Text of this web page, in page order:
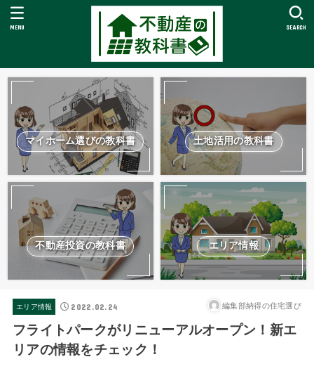
SEARCH
MENU
マイホーム選びの教科書 土地活用の教科書
不動産投資の教科書 エリア情報
エリア情報 2022.02.24 編集部納得の住宅選び
フライトパークがリニューアルオープン！新エ
リアの情報をチェック！